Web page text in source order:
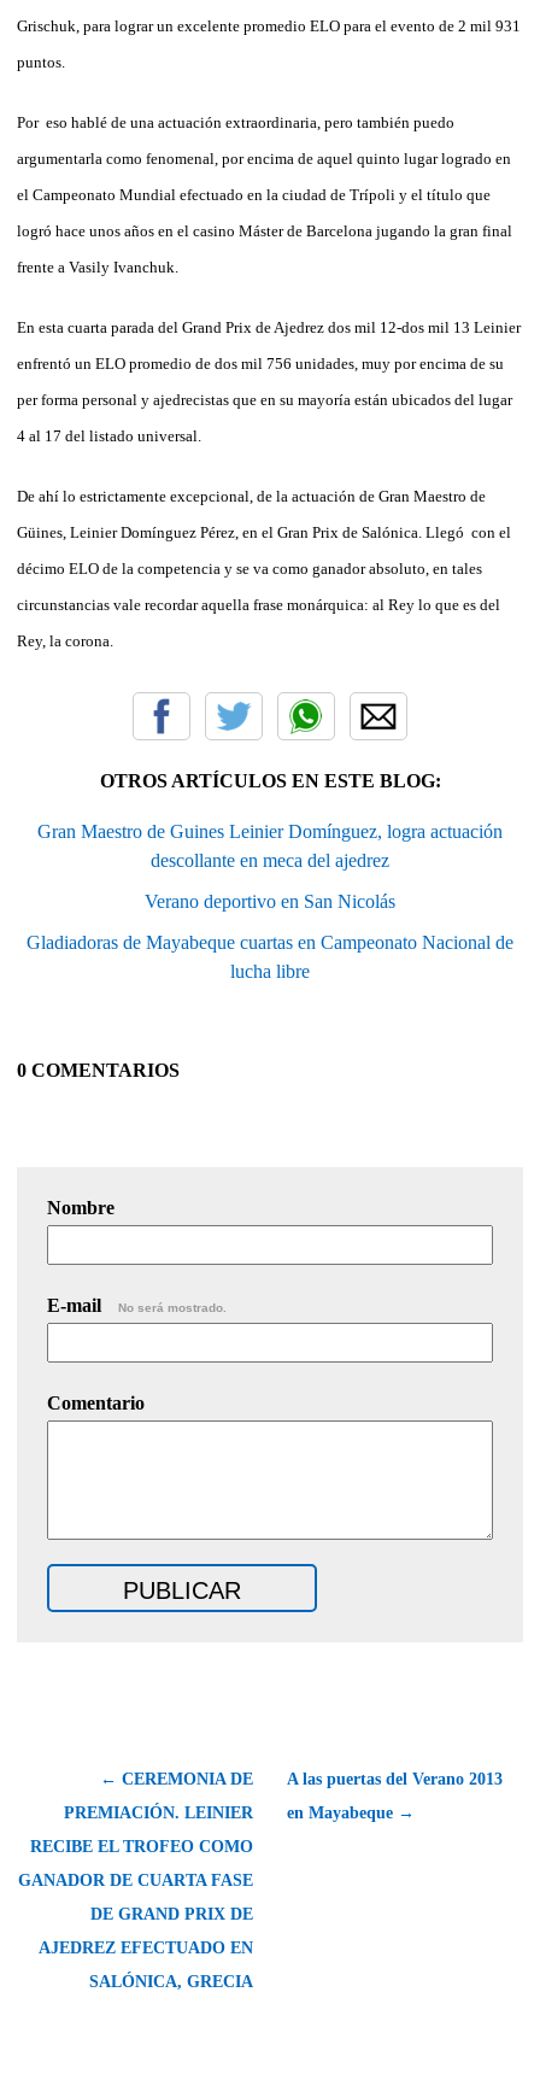
Grischuk, para lograr un excelente promedio ELO para el evento de 2 mil 931
puntos.
Por eso hablé de una actuación extraordinaria, pero también puedo
argumentarla como fenomenal, por encima de aquel quinto lugar logrado en
el Campeonato Mundial efectuado en la ciudad de Trípoli y el título que
logró hace unos años en el casino Máster de Barcelona jugando la gran final
frente a Vasily Ivanchuk.
En esta cuarta parada del Grand Prix de Ajedrez dos mil 12-dos mil 13 Leinier
enfrentó un ELO promedio de dos mil 756 unidades, muy por encima de su
per forma personal y ajedrecistas que en su mayoría están ubicados del lugar
4 al 17 del listado universal.
De ahí lo estrictamente excepcional, de la actuación de Gran Maestro de
Güines, Leinier Domínguez Pérez, en el Gran Prix de Salónica. Llegó con el
décimo ELO de la competencia y se va como ganador absoluto, en tales
circunstancias vale recordar aquella frase monárquica: al Rey lo que es del
Rey, la corona.
OTROS ARTÍCULOS EN ESTE BLOG:
Gran Maestro de Guines Leinier Domínguez, logra actuación
descollante en meca del ajedrez
Verano deportivo en San Nicolás
Gladiadoras de Mayabeque cuartas en Campeonato Nacional de
lucha libre
0 COMENTARIOS
Nombre
E-mail No será mostrado.
Comentario
← CEREMONIA DE
PREMIACIÓN. LEINIER
RECIBE EL TROFEO COMO
GANADOR DE CUARTA FASE
DE GRAND PRIX DE
AJEDREZ EFECTUADO EN
SALÓNICA, GRECIA
A las puertas del Verano 2013
en Mayabeque →